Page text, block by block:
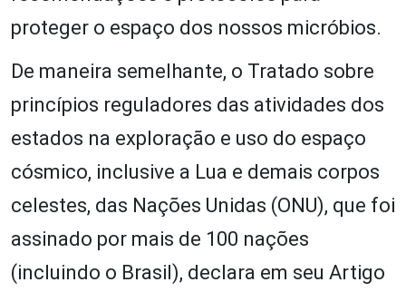
proteger o espaço dos nossos micróbios.
De maneira semelhante, o Tratado sobre
princípios reguladores das atividades dos
estados na exploração e uso do espaço
cósmico, inclusive a Lua e demais corpos
celestes, das Nações Unidas (ONU), que foi
assinado por mais de 100 nações
(incluindo o Brasil), declara em seu Artigo